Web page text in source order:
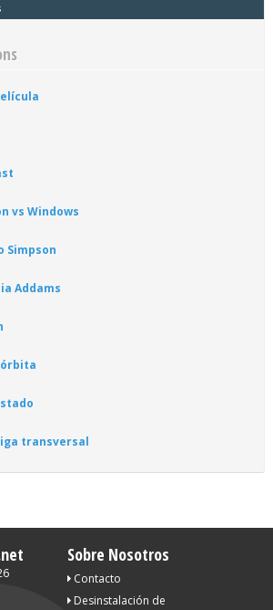
vs Windows
Simpson
Addams
transversal
Sobre Nosotros
Contacto
Desinstalación de